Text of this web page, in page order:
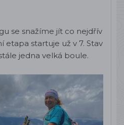
se snažíme jít co nejdřív
etapa startuje už v 7. Stav
jedna velká boule.